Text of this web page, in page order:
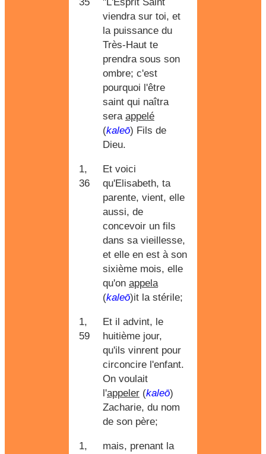
viendra sur toi, et
la puissance du
Très-Haut te
prendra sous son
ombre; c'est
pourquoi l'être
saint qui naîtra
sera appelé
(kaleō) Fils de
Dieu.
1,
36
Et voici
qu'Elisabeth, ta
parente, vient, elle
aussi, de
concevoir un fils
dans sa vieillesse,
et elle en est à son
sixième mois, elle
qu'on appela
(kaleō)it la stérile;
1,
59
Et il advint, le
huitième jour,
qu'ils vinrent pour
circoncire l'enfant.
On voulait
l'appeler (kaleō)
Zacharie, du nom
de son père;
1,
mais, prenant la